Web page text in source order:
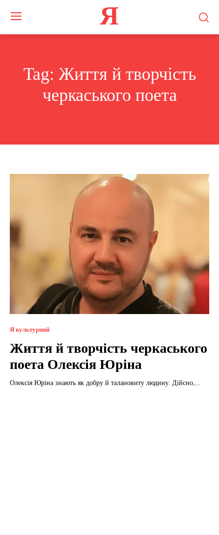
Я
Tag: Життя й творчість
черкаського поета
Я культурний
Життя й творчість черкаського
поета Олексія Юріна
Олексія Юріна знають як добру й талановиту людину. Дійсно,...